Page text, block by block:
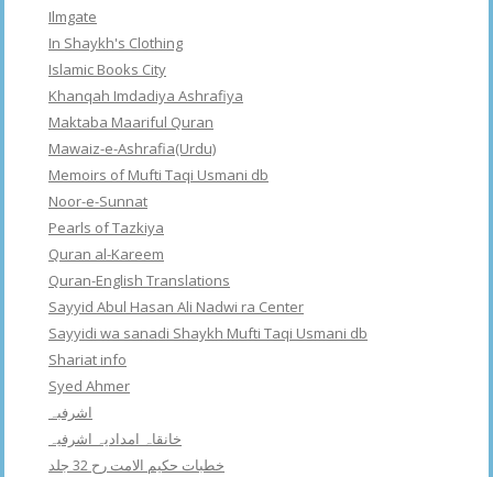
Ilmgate
In Shaykh's Clothing
Islamic Books City
Khanqah Imdadiya Ashrafiya
Maktaba Maariful Quran
Mawaiz-e-Ashrafia(Urdu)
Memoirs of Mufti Taqi Usmani db
Noor-e-Sunnat
Pearls of Tazkiya
Quran al-Kareem
Quran-English Translations
Sayyid Abul Hasan Ali Nadwi ra Center
Sayyidi wa sanadi Shaykh Mufti Taqi Usmani db
Shariat info
Syed Ahmer
اشرفبہ
خانقاہ امدادیہ اشرفیہ
خطبات حکیم الامت رح 32 جلد